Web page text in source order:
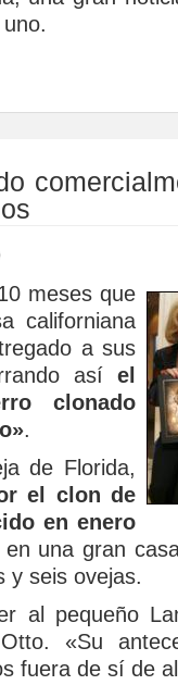
meses que
californiana
a sus
así el
clonado
.
de Florida,
el clon de
en enero
una gran
y seis ovejas.
al pequeño
«Su
fuera de sí de